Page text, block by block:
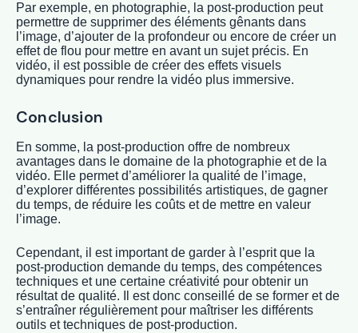
Par exemple, en photographie, la post-production peut
permettre de supprimer des éléments gênants dans
l’image, d’ajouter de la profondeur ou encore de créer un
effet de flou pour mettre en avant un sujet précis. En
vidéo, il est possible de créer des effets visuels
dynamiques pour rendre la vidéo plus immersive.
Conclusion
En somme, la post-production offre de nombreux
avantages dans le domaine de la photographie et de la
vidéo. Elle permet d’améliorer la qualité de l’image,
d’explorer différentes possibilités artistiques, de gagner
du temps, de réduire les coûts et de mettre en valeur
l’image.
Cependant, il est important de garder à l’esprit que la
post-production demande du temps, des compétences
techniques et une certaine créativité pour obtenir un
résultat de qualité. Il est donc conseillé de se former et de
s’entraîner régulièrement pour maîtriser les différents
outils et techniques de post-production.